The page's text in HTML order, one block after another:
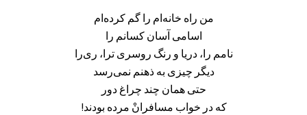
من راه خانه‌ام را گم کرده‌ام
اسامی آسان کسانم را
نامم را، دریا و رنگ روسری ترا، ری‌را
دیگر چیزی به ذهنم نمی‌رسد
حتی همان چند چراغ دور
که در خواب مسافرانْ مرده بودند!